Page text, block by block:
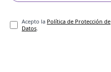
Acepto la Política de Protección de
Datos.